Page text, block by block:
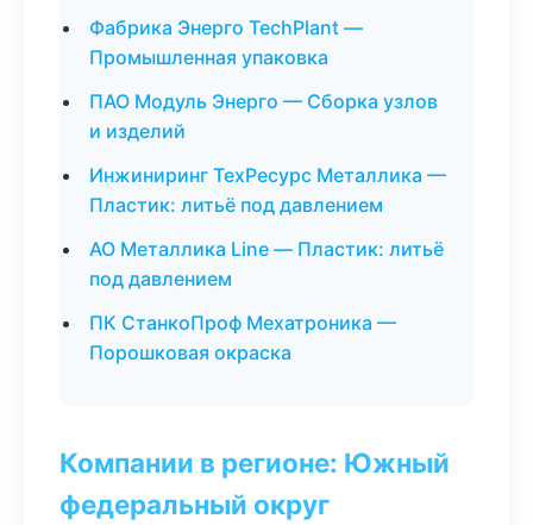
Фабрика Энерго TechPlant —
Промышленная упаковка
ПАО Модуль Энерго — Сборка узлов
и изделий
Инжиниринг ТехРесурс Металлика —
Пластик: литьё под давлением
АО Металлика Line — Пластик: литьё
под давлением
ПК СтанкоПроф Мехатроника —
Порошковая окраска
Компании в регионе: Южный
федеральный округ